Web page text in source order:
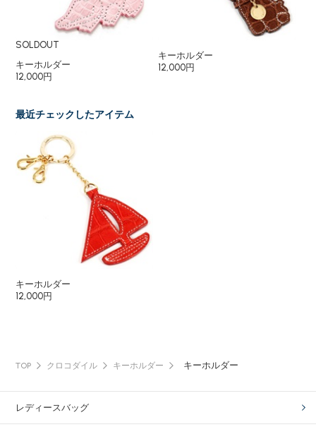
SOLDOUT
キーホルダー
12,000円
キーホルダー
12,000円
最近チェックしたアイテム
キーホルダー
12,000円
TOP クロコダイル キーホルダー キーホルダー
レディースバッグ